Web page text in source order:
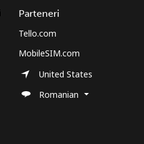
Parteneri
Tello.com
MobileSIM.com
United States
Romanian